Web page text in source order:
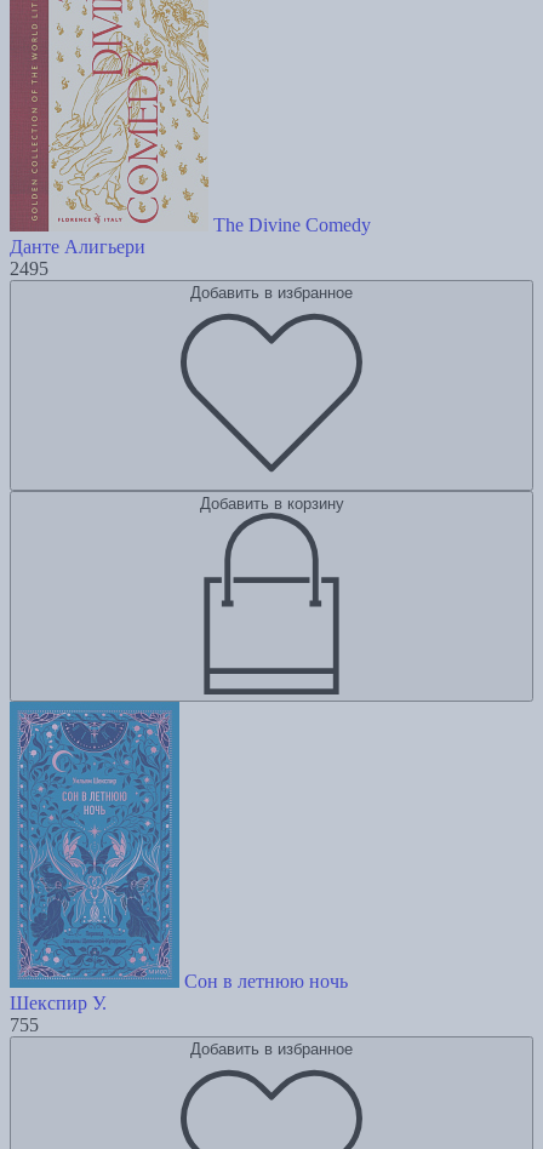
The Divine Comedy
Данте Алигьери
2495
Добавить в избранное
Добавить в корзину
Сон в летнюю ночь
Шекспир У.
755
Добавить в избранное